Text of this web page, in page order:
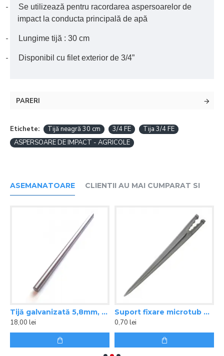
-
Se utilizează pentru racordarea aspersoarelor de
impact la conducta principal ă de apă
- Lungime tijă : 30 cm
- Disponibil cu filet exterior de 3/4”
PARERI
Etichete: Tijă neagră 30 cm 3/4 FE
Tija 3/4 FE
ASPERSOARE DE IMPACT - AGRICOLE
ASEMANATOARE CLIENTII AU MAI CUMPARAT SI
Tijă galvanizată 5,8mm, 1m
18,00 lei
Suport fixare microtub picurare 3-7 mm
0,70 lei